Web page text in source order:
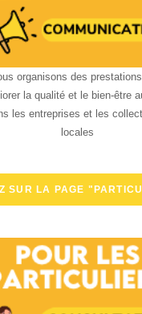
organisons des
la qualité et le bien-être
les entreprises et les
locales
SUR LA PAGE